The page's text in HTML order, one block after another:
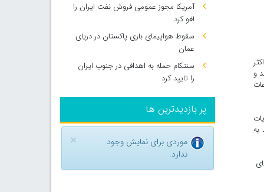
و
به
آمریکا مجوز عمومی فروش نفت ایران را
لغو کرد
سقوط هواپیمای باری پاکستان در دریای
عمان
سنتکام حمله به اهدافی در جنوب ایران
را تایید کرد
پر بازدیدترین ها
×
موردی برای نمایش وجود
ندارد.